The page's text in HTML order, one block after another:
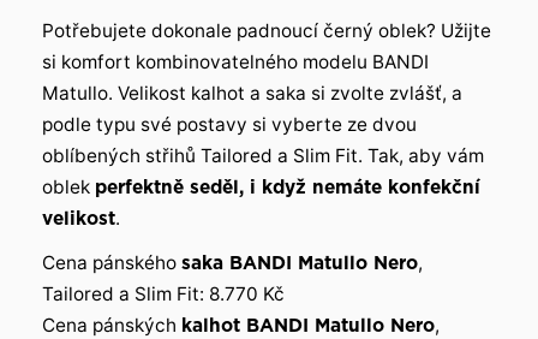
Potřebujete dokonale padnoucí černý oblek? Užijte
si komfort kombinovatelného modelu BANDI
Matullo. Velikost kalhot a saka si zvolte zvlášť, a
podle typu své postavy si vyberte ze dvou
oblíbených střihů Tailored a Slim Fit. Tak, aby vám
oblek perfektně seděl, i když nemáte konfekční
velikost.
Cena pánského saka BANDI Matullo Nero,
Tailored a Slim Fit: 8.770 Kč
Cena pánských kalhot BANDI Matullo Nero,